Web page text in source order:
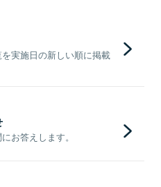
実施日の新しい順に掲載
お答えします。